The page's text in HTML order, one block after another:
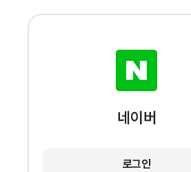
네이버
로그인